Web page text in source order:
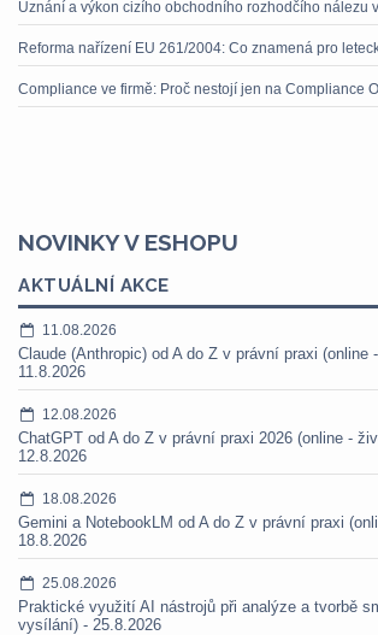
Uznání a výkon cizího obchodního rozhodčího nálezu
Reforma nařízení EU 261/2004: Co znamená pro
Compliance ve firmě: Proč nestojí jen na Compliance
NOVINKY V ESHOPU
AKTUÁLNÍ AKCE
11.08.2026
Claude (Anthropic) od A do Z v právní praxi
11.8.2026
12.08.2026
ChatGPT od A do Z v právní praxi 2026 (online -
12.8.2026
18.08.2026
Gemini a NotebookLM od A do Z v právní praxi
18.8.2026
25.08.2026
Praktické využití AI nástrojů při analýze a tvorbě
vysílání) - 25.8.2026